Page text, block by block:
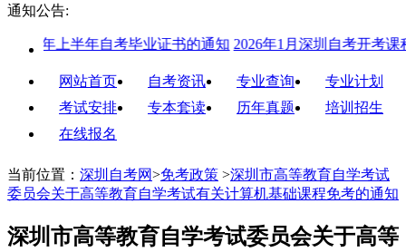
通知公告:
年上半年自考毕业证书的通知 2026年1月深圳自考开考课程
网站首页 自考资讯 专业查询
专业计划
考试安排
专本套读 历年真题
培训招生
在线报名
当前位置： 深圳自考网>免考政策 >深圳市高等教育自学考试
委员会关于高等教育自学考试有关计算机基础课程免考的通知
深圳市高等教育自学考试委员会关于高等